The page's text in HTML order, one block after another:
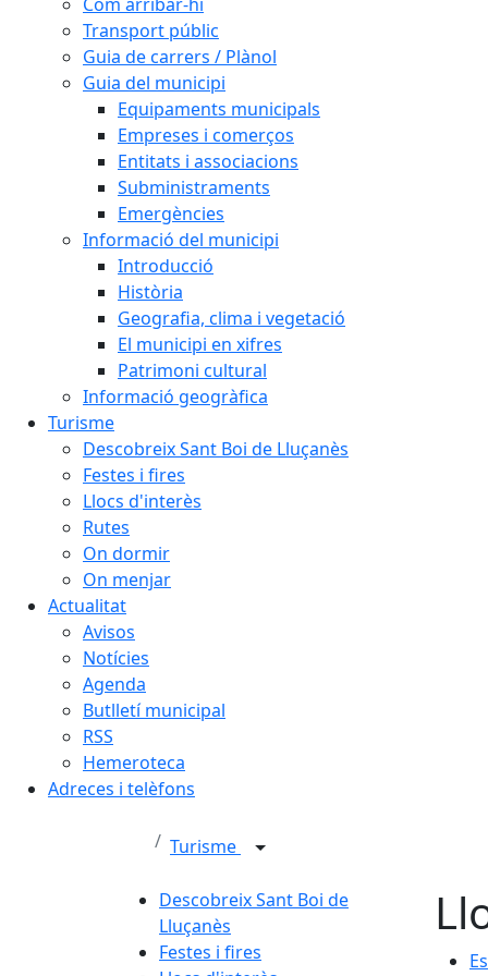
Transport públic
Guia de carrers / Plànol
Guia del municipi
Equipaments municipals
Empreses i comerços
Entitats i associacions
Subministraments
Emergències
Informació del municipi
Introducció
Història
Geografia, clima i vegetació
El municipi en xifres
Patrimoni cultural
Informació geogràfica
Turisme
Descobreix Sant Boi de Lluçanès
Festes i fires
Llocs d'interès
Rutes
On dormir
On menjar
Actualitat
Avisos
Notícies
Agenda
Butlletí municipal
RSS
Hemeroteca
Adreces i telèfons
Turisme
Descobreix Sant Boi de
Lluçanès
Festes i fires